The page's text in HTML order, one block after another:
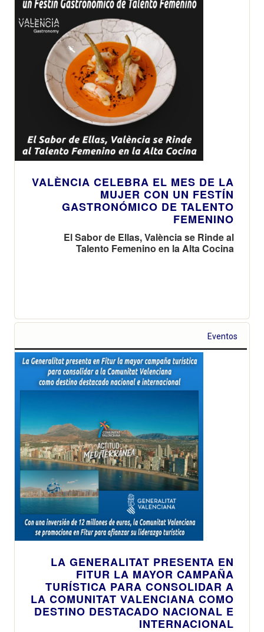
VALÈNCIA CELEBRA EL MES DE LA
MUJER CON UN FESTÍN
GASTRONÓMICO DE TALENTO
FEMENINO
El Sabor de Ellas, València se Rinde al
Talento Femenino en la Alta Cocina
Eventos
LA GENERALITAT PRESENTA EN
FITUR LA MAYOR CAMPAÑA
TURÍSTICA PARA CONSOLIDAR A
LA COMUNITAT VALENCIANA COMO
DESTINO DESTACADO NACIONAL E
INTERNACIONAL